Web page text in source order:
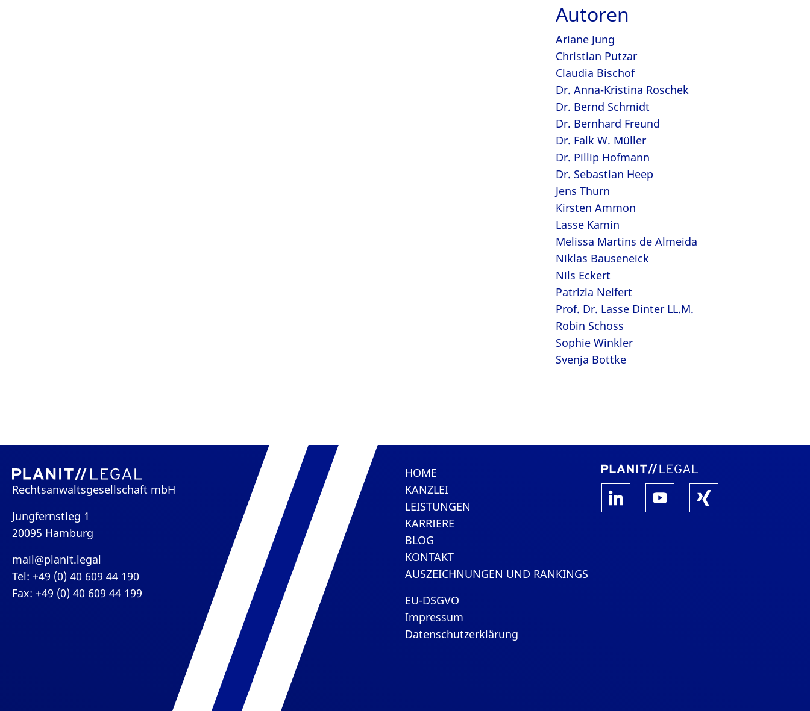
Autoren
Ariane Jung
Christian Putzar
Claudia Bischof
Dr. Anna-Kristina Roschek
Dr. Bernd Schmidt
Dr. Bernhard Freund
Dr. Falk W. Müller
Dr. Pillip Hofmann
Dr. Sebastian Heep
Jens Thurn
Kirsten Ammon
Lasse Kamin
Melissa Martins de Almeida
Niklas Bauseneick
Nils Eckert
Patrizia Neifert
Prof. Dr. Lasse Dinter LL.M.
Robin Schoss
Sophie Winkler
Svenja Bottke
Rechtsanwaltsgesellschaft mbH
Jungfernstieg 1
20095 Hamburg
mail@planit.legal
Tel: +49 (0) 40 609 44 190
Fax: +49 (0) 40 609 44 199
HOME
KANZLEI
LEISTUNGEN
KARRIERE
BLOG
KONTAKT
AUSZEICHNUNGEN UND RANKINGS
EU-DSGVO
Impressum
Datenschutzerklärung